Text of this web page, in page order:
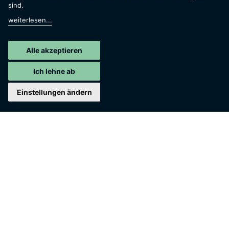
sind.
weiterlesen...
Alle akzeptieren
Ich lehne ab
Einstellungen ändern
Wir sind stolz darauf, Teil der
Energiewende zu sein.
Für unsere Kunden, unsere Gemeinschaft und
unseren Planeten.